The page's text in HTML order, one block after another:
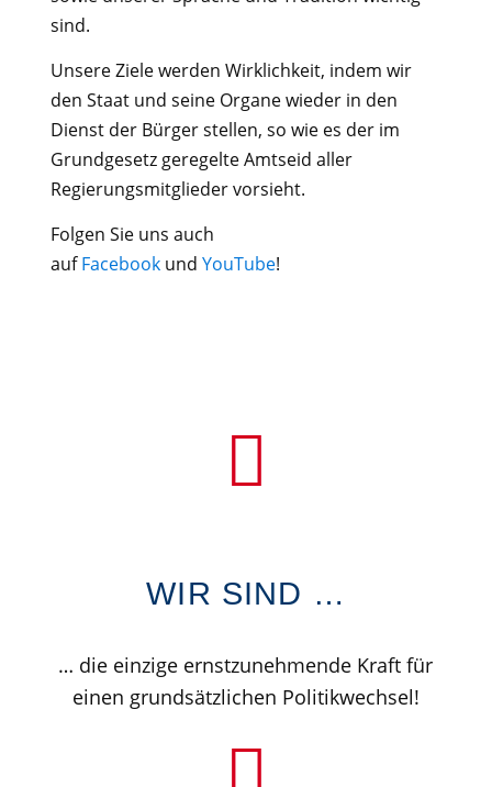
sind.
Unsere Ziele werden Wirklichkeit, indem wir
den Staat und seine Organe wieder in den
Dienst der Bürger stellen, so wie es der im
Grundgesetz geregelte Amtseid aller
Regierungsmitglieder vorsieht.
Folgen Sie uns auch
aufFacebook und YouTube!
WIR SIND …
… die einzige ernstzunehmende Kraft für
einen grundsätzlichen Politikwechsel!